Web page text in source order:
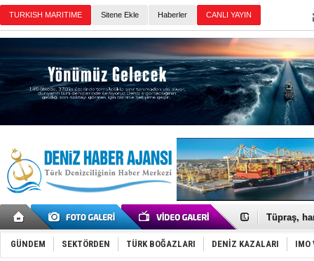
TURKISH MARITIME Sitene Ekle Haberler CANLI YAYIN
Anadolu
Tüpraş,
İTU AUV,
LNG
PROYAD,
GÜNDEM SEKTÖRDEN TÜRK BOĞAZLARI DENİZ KAZALARI IMO